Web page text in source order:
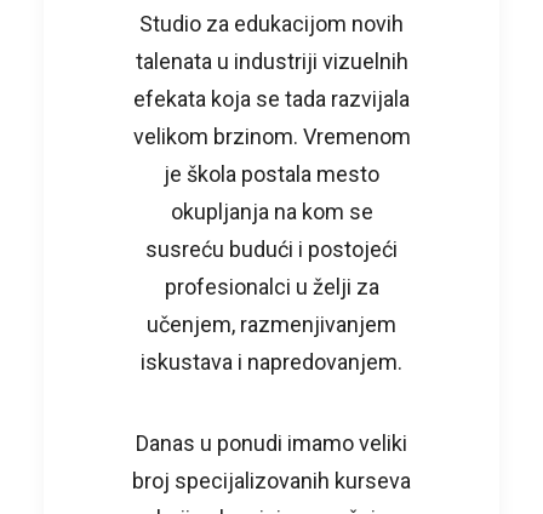
Studio za edukacijom novih
talenata u industriji vizuelnih
efekata koja se tada razvijala
velikom brzinom. Vremenom
je škola postala mesto
okupljanja na kom se
susreću budući i postojeći
profesionalci u želji za
učenjem, razmenjivanjem
iskustava i napredovanjem.
Danas u ponudi imamo veliki
broj specijalizovanih kurseva